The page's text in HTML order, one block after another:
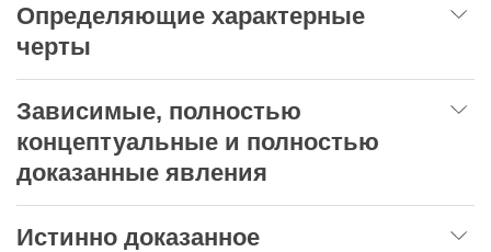
Определяющие характерные
черты
Зависимые, полностью
концептуальные и полностью
доказанные явления
Истинно доказанное